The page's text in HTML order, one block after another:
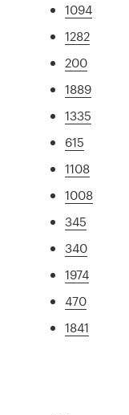
1094
1282
200
1889
1335
615
1108
1008
345
340
1974
470
1841